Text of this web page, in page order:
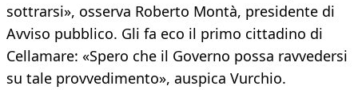
sottrarsi», osserva Roberto Montà, presidente di
Avviso pubblico. Gli fa eco il primo cittadino di
Cellamare: «Spero che il Governo possa ravvedersi
su tale provvedimento», auspica Vurchio.